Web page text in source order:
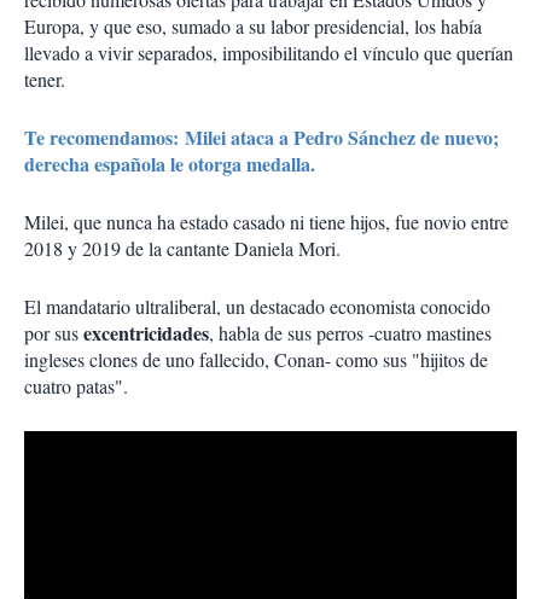
Europa, y que eso, sumado a su labor presidencial, los había
llevado a vivir separados, imposibilitando el vínculo que querían
tener.
Te recomendamos: Milei ataca a Pedro Sánchez de nuevo;
derecha española le otorga medalla.
Milei, que nunca ha estado casado ni tiene hijos, fue novio entre
2018 y 2019 de la cantante Daniela Mori.
El mandatario ultraliberal, un destacado economista conocido
por susexcentricidades, habla de sus perros -cuatro mastines
ingleses clones de uno fallecido, Conan- como sus "hijitos de
cuatro patas".